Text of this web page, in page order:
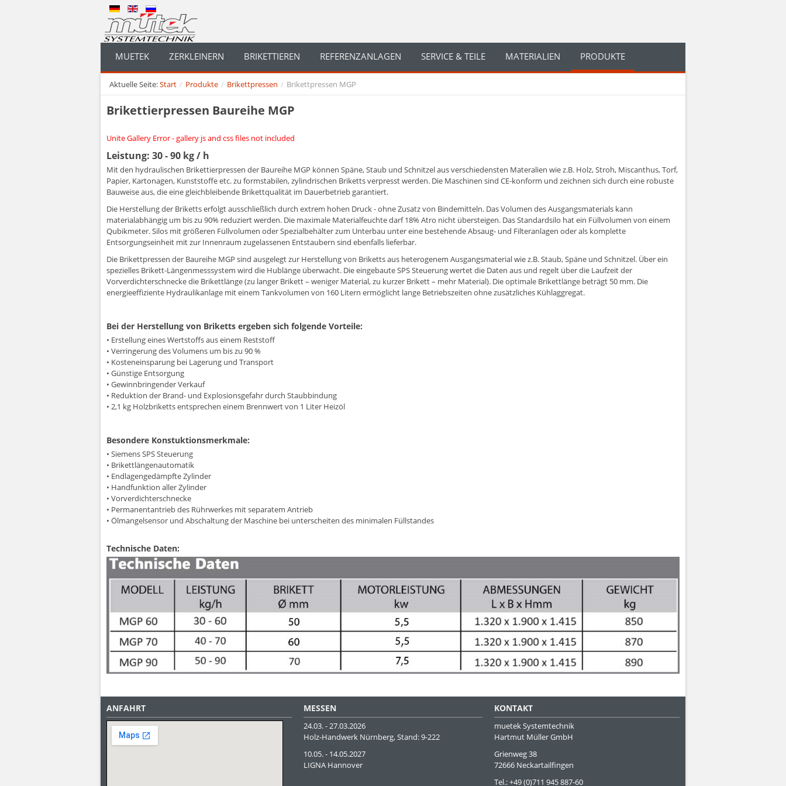
MUETEK ZERKLEINERN BRIKETTIEREN REFERENZANLAGEN SERVICE & TEILE MATERIALIEN PRODUKTE
Aktuelle Seite:Start / Produkte / Brikettpressen / Brikettpressen MGP
Brikettierpressen Baureihe MGP
Unite Gallery Error - gallery js and css files not included
Leistung: 30 - 90 kg / h
Mit den hydraulischen Brikettierpressen der Baureihe MGP können Späne, Staub und Schnitzel aus verschiedensten Materalien wie z.B. Holz, Stroh, Miscanthus, Torf,
Papier, Kartonagen, Kunststoffe etc. zu formstabilen, zylindrischen Briketts verpresst werden. Die Maschinen sind CE-konform und zeichnen sich durch eine robuste
Bauweise aus, die eine gleichbleibende Brikettqualität im Dauerbetrieb garantiert.
Die Herstellung der Briketts erfolgt ausschließlich durch extrem hohen Druck - ohne Zusatz von Bindemitteln. Das Volumen des Ausgangsmaterials kann
materialabhängig um bis zu 90% reduziert werden. Die maximale Materialfeuchte darf 18% Atro nicht übersteigen. Das Standardsilo hat ein Füllvolumen von einem
Qubikmeter. Silos mit größeren Füllvolumen oder Spezialbehälter zum Unterbau unter eine bestehende Absaug- und Filteranlagen oder als komplette
Entsorgungseinheit mit zur Innenraum zugelassenen Entstaubern sind ebenfalls lieferbar.
Die Brikettpressen der Baureihe MGP sind ausgelegt zur Herstellung von Briketts aus heterogenem Ausgangsmaterial wie z.B. Staub, Späne und Schnitzel. Über ein
spezielles Brikett-Längenmesssystem wird die Hublänge überwacht. Die eingebaute SPS Steuerung wertet die Daten aus und regelt über die Laufzeit der
Vorverdichterschnecke die Brikettlänge (zu langer Brikett – weniger Material, zu kurzer Brikett – mehr Material). Die optimale Brikettlänge beträgt 50 mm. Die
energieeffiziente Hydraulikanlage mit einem Tankvolumen von 160 Litern ermöglicht lange Betriebszeiten ohne zusätzliches Kühlaggregat.
Bei der Herstellung von Briketts ergeben sich folgende Vorteile:
• Erstellung eines Wertstoffs aus einem Reststoff
• Verringerung des Volumens um bis zu 90 %
• Kosteneinsparung bei Lagerung und Transport
• Günstige Entsorgung
• Gewinnbringender Verkauf
• Reduktion der Brand- und Explosionsgefahr durch Staubbindung
• 2,1 kg Holzbriketts entsprechen einem Brennwert von 1 Liter Heizöl
Besondere Konstuktionsmerkmale:
• Siemens SPS Steuerung
• Brikettlängenautomatik
• Endlagengedämpfte Zylinder
• Handfunktion aller Zylinder
• Vorverdichterschnecke
• Permanentantrieb des Rührwerkes mit separatem Antrieb
• Ölmangelsensor und Abschaltung der Maschine bei unterscheiten des minimalen Füllstandes
Technische Daten:
ANFAHRT MESSEN
24.03. - 27.03.2026
Holz-Handwerk Nürnberg, Stand: 9-222
10.05. - 14.05.2027
LIGNA Hannover
KONTAKT
muetek Systemtechnik
Hartmut Müller GmbH
Grienweg 38
72666 Neckartailfingen
Tel.: +49 (0)711 945 887-60